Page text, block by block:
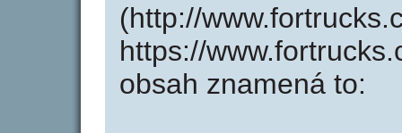
(http://
https://
obsah znamená to: